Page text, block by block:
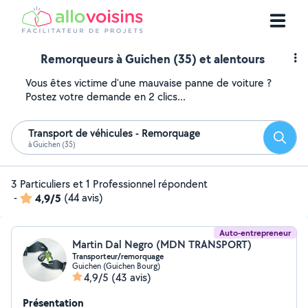
Remorqueurs à Guichen (35) et alentours
Vous êtes victime d'une mauvaise panne de voiture ?
Postez votre demande en 2 clics...
Transport de véhicules - Remorquage
à Guichen (35)
3 Particuliers et 1 Professionnel répondent
-
4,9/5 (44 avis)
Auto-entrepreneur
Martin Dal Negro (MDN TRANSPORT)
Transporteur/remorquage
Guichen (Guichen Bourg)
4,9/5 (43 avis)
Présentation